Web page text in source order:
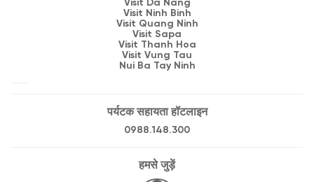
Visit Da Nang
Visit Ninh Binh
Visit Quang Ninh
Visit Sapa
Visit Thanh Hoa
Visit Vung Tau
Nui Ba Tay Ninh
पर्यटक सहायता हॉटलाइन
0988.148.300
हमसे जुड़ें